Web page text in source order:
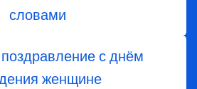
словами
с днём
женщине